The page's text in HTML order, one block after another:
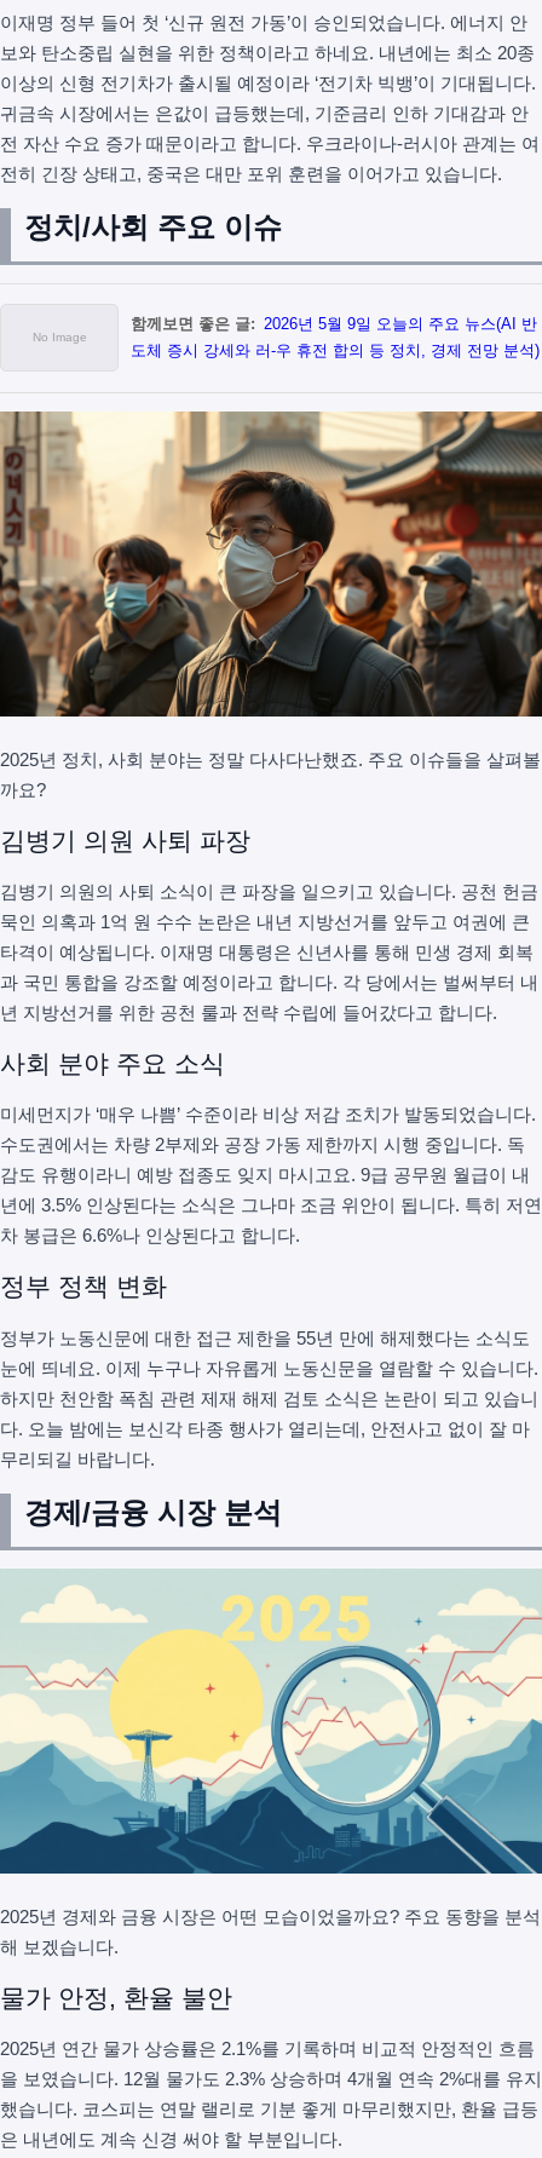
이재명 정부 들어 첫 ‘신규 원전 가동’이 승인되었습니다. 에너지 안
보와 탄소중립 실현을 위한 정책이라고 하네요. 내년에는 최소 20종
이상의 신형 전기차가 출시될 예정이라 ‘전기차 빅뱅’이 기대됩니다.
귀금속 시장에서는 은값이 급등했는데, 기준금리 인하 기대감과 안
전 자산 수요 증가 때문이라고 합니다. 우크라이나-러시아 관계는 여
전히 긴장 상태고, 중국은 대만 포위 훈련을 이어가고 있습니다.
정치/사회 주요 이슈
함께보면 좋은 글: 2026년 5월 9일 오늘의 주요 뉴스(AI 반
도체 증시 강세와 러-우 휴전 합의 등 정치, 경제 전망 분석)
2025년 정치, 사회 분야는 정말 다사다난했죠. 주요 이슈들을 살펴볼
까요?
김병기 의원 사퇴 파장
김병기 의원의 사퇴 소식이 큰 파장을 일으키고 있습니다. 공천 헌금
묵인 의혹과 1억 원 수수 논란은 내년 지방선거를 앞두고 여권에 큰
타격이 예상됩니다. 이재명 대통령은 신년사를 통해 민생 경제 회복
과 국민 통합을 강조할 예정이라고 합니다. 각 당에서는 벌써부터 내
년 지방선거를 위한 공천 룰과 전략 수립에 들어갔다고 합니다.
사회 분야 주요 소식
미세먼지가 ‘매우 나쁨’ 수준이라 비상 저감 조치가 발동되었습니다.
수도권에서는 차량 2부제와 공장 가동 제한까지 시행 중입니다. 독
감도 유행이라니 예방 접종도 잊지 마시고요. 9급 공무원 월급이 내
년에 3.5% 인상된다는 소식은 그나마 조금 위안이 됩니다. 특히 저연
차 봉급은 6.6%나 인상된다고 합니다.
정부 정책 변화
정부가 노동신문에 대한 접근 제한을 55년 만에 해제했다는 소식도
눈에 띄네요. 이제 누구나 자유롭게 노동신문을 열람할 수 있습니다.
하지만 천안함 폭침 관련 제재 해제 검토 소식은 논란이 되고 있습니
다. 오늘 밤에는 보신각 타종 행사가 열리는데, 안전사고 없이 잘 마
무리되길 바랍니다.
경제/금융 시장 분석
2025년 경제와 금융 시장은 어떤 모습이었을까요? 주요 동향을 분석
해 보겠습니다.
물가 안정, 환율 불안
2025년 연간 물가 상승률은 2.1%를 기록하며 비교적 안정적인 흐름
을 보였습니다. 12월 물가도 2.3% 상승하며 4개월 연속 2%대를 유지
했습니다. 코스피는 연말 랠리로 기분 좋게 마무리했지만, 환율 급등
은 내년에도 계속 신경 써야 할 부분입니다.